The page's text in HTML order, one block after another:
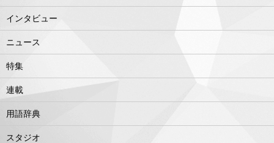
インタビュー
ニュース
特集
連載
用語辞典
スタジオ